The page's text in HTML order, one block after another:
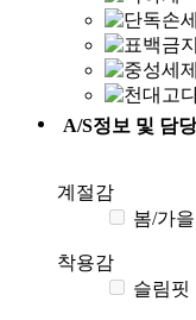
A/S정보 및 담
계절감
봄/가을
착용감
슬림핏